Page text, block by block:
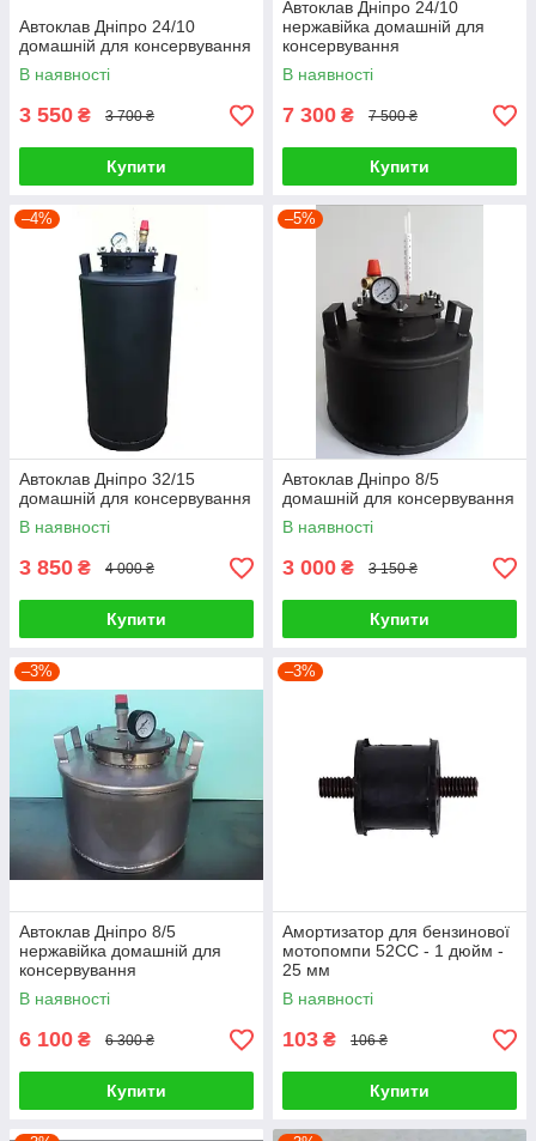
Автоклав Дніпро 24/10
домашній для консервування
В наявності
3 550 ₴ 3 700 ₴
Купити
Автоклав Дніпро 24/10
нержавійка домашній для
консервування
В наявності
7 300 ₴ 7 500 ₴
Купити
–4%
Автоклав Дніпро 32/15
домашній для консервування
В наявності
3 850 ₴ 4 000 ₴
Купити
–5%
Автоклав Дніпро 8/5
домашній для консервування
В наявності
3 000 ₴ 3 150 ₴
Купити
–3%
Автоклав Дніпро 8/5
нержавійка домашній для
консервування
В наявності
6 100 ₴ 6 300 ₴
Купити
–3%
Амортизатор для бензинової
мотопомпи 52СС - 1 дюйм -
25 мм
В наявності
103 ₴ 106 ₴
Купити